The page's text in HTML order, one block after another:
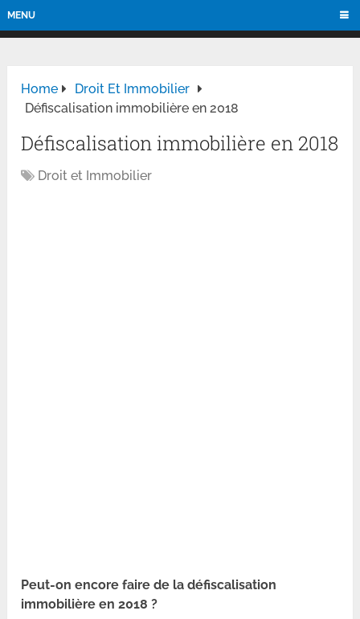
MENU
Home
Droit Et Immobilier
Défiscalisation immobilière en 2018
Défiscalisation immobilière en 2018
Droit et Immobilier
Peut-on encore faire de la défiscalisation
immobilière en 2018 ?